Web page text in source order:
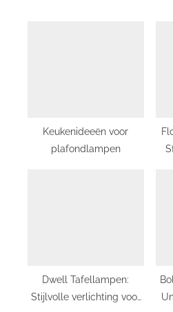
Keukenideeën voor
plafondlampen
Dwell Tafellampen:
Stijlvolle verlichting voor